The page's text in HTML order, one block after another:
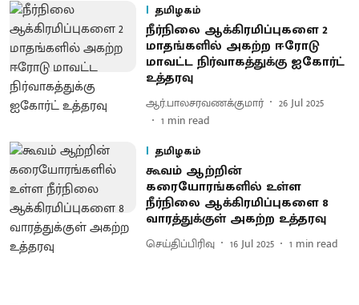
தமிழகம்
நீர்நிலை ஆக்கிரமிப்புகளை 2
மாதங்களில் அகற்ற ஈரோடு
மாவட்ட நிர்வாகத்துக்கு ஐகோர்ட்
உத்தரவு
ஆர்.பாலசரவணக்குமார்
26 Jul 2025
1 min read
தமிழகம்
கூவம் ஆற்றின்
கரையோரங்களில் உள்ள
நீர்நிலை ஆக்கிரமிப்புகளை 8
வாரத்துக்குள் அகற்ற உத்தரவு
செய்திப்பிரிவு 16 Jul 2025 1 min read